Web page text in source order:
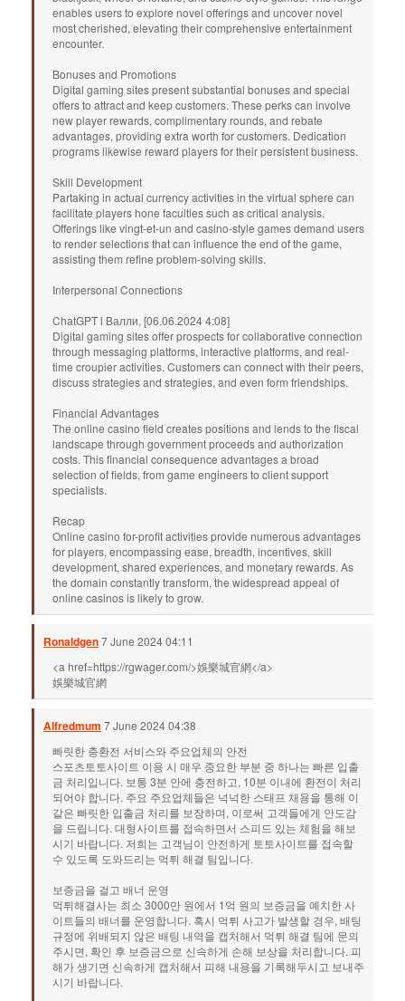
enables users to explore novel offerings and uncover novel
most cherished, elevating their comprehensive entertainment
encounter.
Bonuses and Promotions
Digital gaming sites present substantial bonuses and special
offers to attract and keep customers. These perks can involve
new player rewards, complimentary rounds, and rebate
advantages, providing extra worth for customers. Dedication
programs likewise reward players for their persistent business.
Skill Development
Partaking in actual currency activities in the virtual sphere can
facilitate players hone faculties such as critical analysis.
Offerings like vingt-et-un and casino-style games demand users
to render selections that can influence the end of the game,
assisting them refine problem-solving skills.
Interpersonal Connections
ChatGPT l Валли, [06.06.2024 4:08]
Digital gaming sites offer prospects for collaborative connection
through messaging platforms, interactive platforms, and real-
time croupier activities. Customers can connect with their peers,
discuss strategies and strategies, and even form friendships.
Financial Advantages
The online casino field creates positions and lends to the fiscal
landscape through government proceeds and authorization
costs. This financial consequence advantages a broad
selection of fields, from game engineers to client support
specialists.
Recap
Online casino for-profit activities provide numerous advantages
for players, encompassing ease, breadth, incentives, skill
development, shared experiences, and monetary rewards. As
the domain constantly transform, the widespread appeal of
online casinos is likely to grow.
Ronaldgen7 June 2024 04:11
<a href=https://rgwager.com/>娛樂城官網</a>
娛樂城官網
Alfredmum 7 June 2024 04:38
빠릿한 충환전 서비스와 주요업체의 안전
스포츠토토사이트 이용 시 매우 중요한 부분 중 하나는 빠른 입출
금 처리입니다. 보통 3분 안에 충전하고, 10분 이내에 환전이 처리
되어야 합니다. 주요 주요업체들은 넉넉한 스태프 채용을 통해 이
같은 빠릿한 입출금 처리를 보장하며, 이로써 고객들에게 안도감
을 드립니다. 대형사이트를 접속하면서 스피드 있는 체험을 해보
시기 바랍니다. 저희는 고객님이 안전하게 토토사이트를 접속할
수 있도록 도와드리는 먹튀 해결 팀입니다.
보증금을 걸고 배너 운영
먹튀해결사는 최소 3000만 원에서 1억 원의 보증금을 예치한 사
이트들의 배너를 운영합니다. 혹시 먹튀 사고가 발생할 경우, 배팅
규정에 위배되지 않은 배팅 내역을 캡처해서 먹튀 해결 팀에 문의
주시면, 확인 후 보증금으로 신속하게 손해 보상을 처리합니다. 피
해가 생기면 신속하게 캡처해서 피해 내용을 기록해두시고 보내주
시기 바랍니다.